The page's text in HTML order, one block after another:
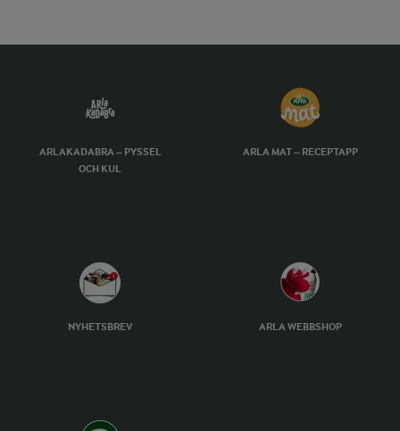
ARLAKADABRA – PYSSEL
OCH KUL
ARLA MAT – RECEPTAPP
NYHETSBREV ARLA WEBBSHOP